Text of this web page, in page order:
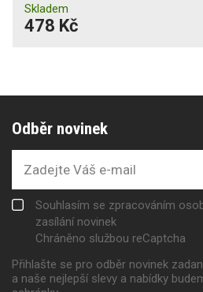
Skladem
478 Kč
Odběr novinek
Souhlasím se zpracováním
zasílání novinek
Chráněno službou reCaptcha
Přihlašte se pro odběr novinek
a naše nejlepší slevy a nabídky